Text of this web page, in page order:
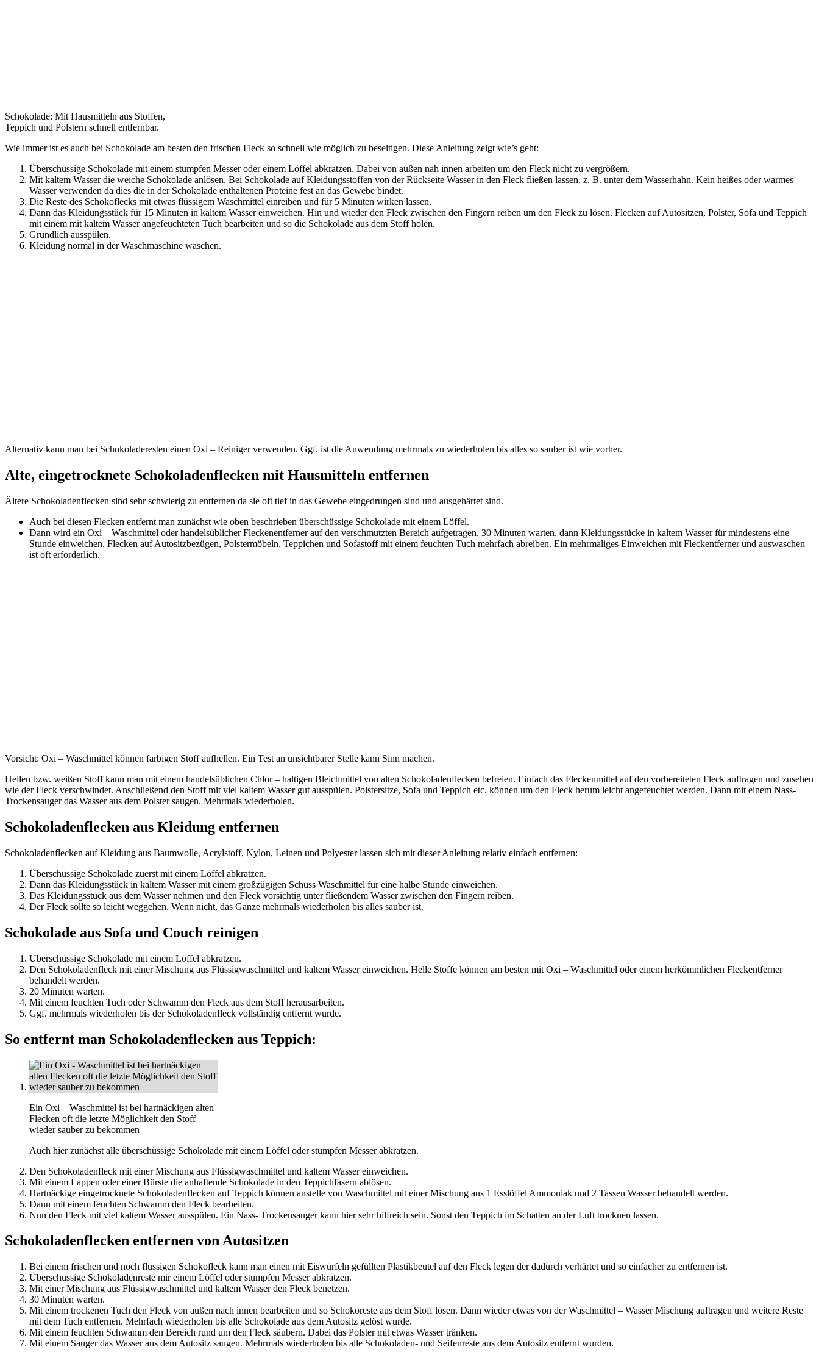
Schokolade: Mit Hausmitteln aus Stoffen,
Teppich und Polstern schnell entfernbar.
Wie immer ist es auch bei Schokolade am besten den frischen Fleck so schnell wie möglich zu beseitigen. Diese Anleitung zeigt wie’s geht:
Überschüssige Schokolade mit einem stumpfen Messer oder einem Löffel abkratzen. Dabei von außen nah innen arbeiten um den Fleck nicht zu vergrößern.
Mit kaltem Wasser die weiche Schokolade anlösen. Bei Schokolade auf Kleidungsstoffen von der Rückseite Wasser in den Fleck fließen lassen, z. B. unter dem Wasserhahn. Kein heißes oder warmes
Wasser verwenden da dies die in der Schokolade enthaltenen Proteine fest an das Gewebe bindet.
Die Reste des Schokoflecks mit etwas flüssigem Waschmittel einreiben und für 5 Minuten wirken lassen.
Dann das Kleidungsstück für 15 Minuten in kaltem Wasser einweichen. Hin und wieder den Fleck zwischen den Fingern reiben um den Fleck zu lösen. Flecken auf Autositzen, Polster, Sofa und Teppich
mit einem mit kaltem Wasser angefeuchteten Tuch bearbeiten und so die Schokolade aus dem Stoff holen.
Gründlich ausspülen.
Kleidung normal in der Waschmaschine waschen.
Alternativ kann man bei Schokoladeresten einen Oxi – Reiniger verwenden. Ggf. ist die Anwendung mehrmals zu wiederholen bis alles so sauber ist wie vorher.
Alte, eingetrocknete Schokoladenflecken mit Hausmitteln entfernen
Ältere Schokoladenflecken sind sehr schwierig zu entfernen da sie oft tief in das Gewebe eingedrungen sind und ausgehärtet sind.
Auch bei diesen Flecken entfernt man zunächst wie oben beschrieben überschüssige Schokolade mit einem Löffel.
Dann wird ein Oxi – Waschmittel oder handelsüblicher Fleckenentferner auf den verschmutzten Bereich aufgetragen. 30 Minuten warten, dann Kleidungsstücke in kaltem Wasser für mindestens eine
Stunde einweichen. Flecken auf Autositzbezügen, Polstermöbeln, Teppichen und Sofastoff mit einem feuchten Tuch mehrfach abreiben. Ein mehrmaliges Einweichen mit Fleckentferner und auswaschen
ist oft erforderlich.
Vorsicht: Oxi – Waschmittel können farbigen Stoff aufhellen. Ein Test an unsichtbarer Stelle kann Sinn machen.
Hellen bzw. weißen Stoff kann man mit einem handelsüblichen Chlor – haltigen Bleichmittel von alten Schokoladenflecken befreien. Einfach das Fleckenmittel auf den vorbereiteten Fleck auftragen und zusehen
wie der Fleck verschwindet. Anschließend den Stoff mit viel kaltem Wasser gut ausspülen. Polstersitze, Sofa und Teppich etc. können um den Fleck herum leicht angefeuchtet werden. Dann mit einem Nass-
Trockensauger das Wasser aus dem Polster saugen. Mehrmals wiederholen.
Schokoladenflecken aus Kleidung entfernen
Schokoladenflecken auf Kleidung aus Baumwolle, Acrylstoff, Nylon, Leinen und Polyester lassen sich mit dieser Anleitung relativ einfach entfernen:
Überschüssige Schokolade zuerst mit einem Löffel abkratzen.
Dann das Kleidungsstück in kaltem Wasser mit einem großzügigen Schuss Waschmittel für eine halbe Stunde einweichen.
Das Kleidungsstück aus dem Wasser nehmen und den Fleck vorsichtig unter fließendem Wasser zwischen den Fingern reiben.
Der Fleck sollte so leicht weggehen. Wenn nicht, das Ganze mehrmals wiederholen bis alles sauber ist.
Schokolade aus Sofa und Couch reinigen
Überschüssige Schokolade mit einem Löffel abkratzen.
Den Schokoladenfleck mit einer Mischung aus Flüssigwaschmittel und kaltem Wasser einweichen. Helle Stoffe können am besten mit Oxi – Waschmittel oder einem herkömmlichen Fleckentferner
behandelt werden.
20 Minuten warten.
Mit einem feuchten Tuch oder Schwamm den Fleck aus dem Stoff herausarbeiten.
Ggf. mehrmals wiederholen bis der Schokoladenfleck vollständig entfernt wurde.
So entfernt man Schokoladenflecken aus Teppich:
Ein Oxi – Waschmittel ist bei hartnäckigen alten
Flecken oft die letzte Möglichkeit den Stoff
wieder sauber zu bekommen
Auch hier zunächst alle überschüssige Schokolade mit einem Löffel oder stumpfen Messer abkratzen.
Den Schokoladenfleck mit einer Mischung aus Flüssigwaschmittel und kaltem Wasser einweichen.
Mit einem Lappen oder einer Bürste die anhaftende Schokolade in den Teppichfasern ablösen.
Hartnäckige eingetrocknete Schokoladenflecken auf Teppich können anstelle von Waschmittel mit einer Mischung aus 1 Esslöffel Ammoniak und 2 Tassen Wasser behandelt werden.
Dann mit einem feuchten Schwamm den Fleck bearbeiten.
Nun den Fleck mit viel kaltem Wasser ausspülen. Ein Nass- Trockensauger kann hier sehr hilfreich sein. Sonst den Teppich im Schatten an der Luft trocknen lassen.
Schokoladenflecken entfernen von Autositzen
Bei einem frischen und noch flüssigen Schokofleck kann man einen mit Eiswürfeln gefüllten Plastikbeutel auf den Fleck legen der dadurch verhärtet und so einfacher zu entfernen ist.
Überschüssige Schokoladenreste mir einem Löffel oder stumpfen Messer abkratzen.
Mit einer Mischung aus Flüssigwaschmittel und kaltem Wasser den Fleck benetzen.
30 Minuten warten.
Mit einem trockenen Tuch den Fleck von außen nach innen bearbeiten und so Schokoreste aus dem Stoff lösen. Dann wieder etwas von der Waschmittel – Wasser Mischung auftragen und weitere Reste
mit dem Tuch entfernen. Mehrfach wiederholen bis alle Schokolade aus dem Autositz gelöst wurde.
Mit einem feuchten Schwamm den Bereich rund um den Fleck säubern. Dabei das Polster mit etwas Wasser tränken.
Mit einem Sauger das Wasser aus dem Autositz saugen. Mehrmals wiederholen bis alle Schokoladen- und Seifenreste aus dem Autositz entfernt wurden.